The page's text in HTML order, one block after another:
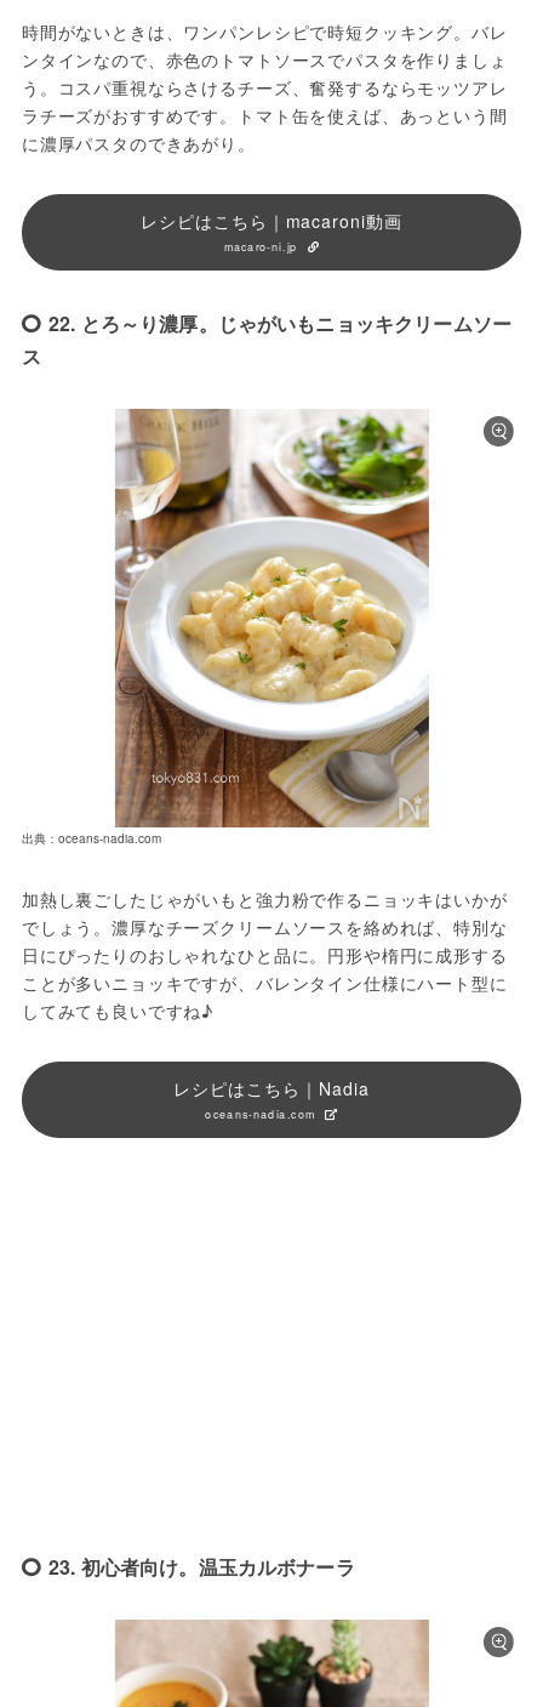
時間がないときは、ワンパンレシピで時短クッキング。バレ
ンタインなので、赤色のトマトソースでパスタを作りましょ
う。コスパ重視ならさけるチーズ、奮発するならモッツアレ
ラチーズがおすすめです。トマト缶を使えば、あっという間
に濃厚パスタのできあがり。
レシピはこちら｜macaroni動画
macaro-ni.jp
22. とろ～り濃厚。じゃがいもニョッキクリームソー
ス
出典：oceans-nadia.com
加熱し裏ごしたじゃがいもと強力粉で作るニョッキはいかが
でしょう。濃厚なチーズクリームソースを絡めれば、特別な
日にぴったりのおしゃれなひと品に。円形や楕円に成形する
ことが多いニョッキですが、バレンタイン仕様にハート型に
してみても良いですね♪
レシピはこちら｜Nadia
oceans-nadia.com
23. 初心者向け。温玉カルボナーラ